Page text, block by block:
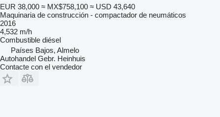
EUR 38,000 ≈ MX$758,100 ≈ USD 43,640
Maquinaria de construcción - compactador de neumáticos
2016
4,532 m/h
Combustible diésel
Países Bajos, Almelo
Autohandel Gebr. Heinhuis
Contacte con el vendedor